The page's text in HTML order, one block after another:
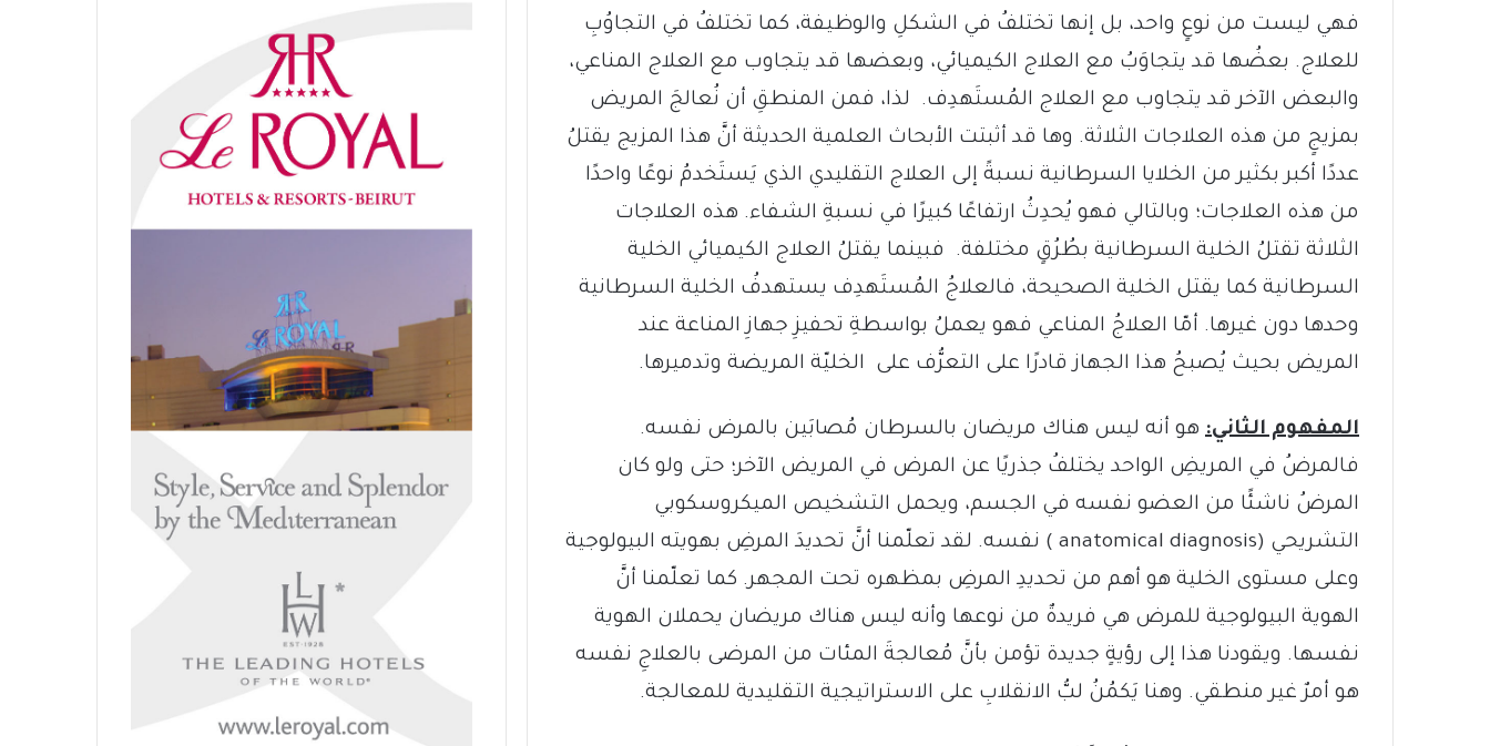
فهي ليست من نوعٍ واحد، بل إنها تختلفُ في الشكلِ والوظيفة، كما تختلفُ في التجاوُبِ
للعلاج. بعضُها قد يتجاوَبُ مع العلاج الكيميائي، وبعضها قد يتجاوب مع العلاج المناعي،
والبعض الآخر قد يتجاوب مع العلاج المُستَهدِف. لذا، فمن المنطقِ أن نُعالجَ المريض
بمزيجٍ من هذه العلاجات الثلاثة. وها قد أثبتت الأبحاث العلمية الحديثة أنَّ هذا المزيج يقتلُ
عددًا أكبر بكثير من الخلايا السرطانية نسبةً إلى العلاج التقليدي الذي يَستَخدمُ نوعًا واحدًا
من هذه العلاجات؛ وبالتالي فهو يُحدِثُ ارتفاعًا كبيرًا في نسبةِ الشفاء. هذه العلاجات
الثلاثة تقتلُ الخلية السرطانية بطُرُقٍ مختلفة. فبينما يقتلُ العلاج الكيميائي الخلية
السرطانية كما يقتل الخلية الصحيحة، فالعلاجُ المُستَهدِف يستهدفُ الخلية السرطانية
وحدها دون غيرها. أمّا العلاجُ المناعي فهو يعملُ بواسطةِ تحفيزِ جهازِ المناعة عند
المريض بحيث يُصبحُ هذا الجهاز قادرًا على التعرُّف على الخليّة المريضة وتدميرها.
المفهوم الثاني: هو أنه ليس هناك مريضان بالسرطان مُصابَين بالمرض نفسه.
فالمرضُ في المريضِ الواحد يختلفُ جذريًا عن المرض في المريض الآخر؛ حتى ولو كان
المرضُ ناشئًا من العضو نفسه في الجسم، ويحمل التشخيص الميكروسكوبي
التشريحي (anatomical diagnosis ) نفسه. لقد تعلّمنا أنَّ تحديدَ المرضِ بهويته البيولوجية
وعلى مستوى الخلية هو أهم من تحديدِ المرضِ بمظهره تحت المجهر. كما تعلّمنا أنَّ
الهوية البيولوجية للمرض هي فريدةٌ من نوعها وأنه ليس هناك مريضان يحملان الهوية
نفسها. ويقودنا هذا إلى رؤيةٍ جديدة تؤمن بأنَّ مُعالجةَ المئات من المرضى بالعلاجِ نفسه
هو أمرٌ غير منطقي. وهنا يَكمُنُ لبُّ الانقلابِ على الاستراتيجية التقليدية للمعالجة.